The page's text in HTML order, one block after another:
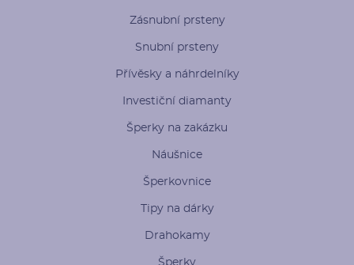
Zásnubní prsteny
Snubní prsteny
Přívěsky a náhrdelníky
Investiční diamanty
Šperky na zakázku
Náušnice
Šperkovnice
Tipy na dárky
Drahokamy